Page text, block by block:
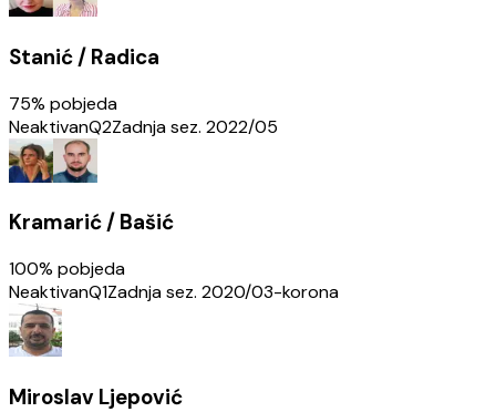
Stanić / Radica
75% pobjeda
NeaktivanQ2Zadnja sez. 2022/05
Kramarić / Bašić
100% pobjeda
NeaktivanQ1Zadnja sez. 2020/03-korona
Miroslav Ljepović